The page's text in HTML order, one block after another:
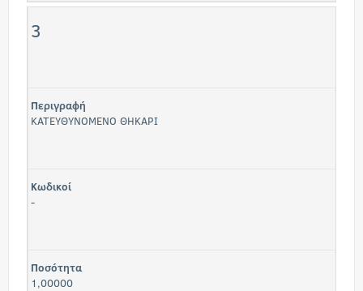
3
Περιγραφή
ΚΑΤΕΥΘΥΝΟΜΕΝΟ ΘΗΚΑΡΙ
Κωδικοί
-
Ποσότητα
1,00000